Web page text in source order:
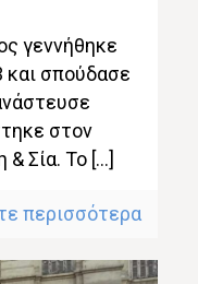
γεννήθηκε
και σπούδασε
στον
Σία. Το […]
περισσότερα